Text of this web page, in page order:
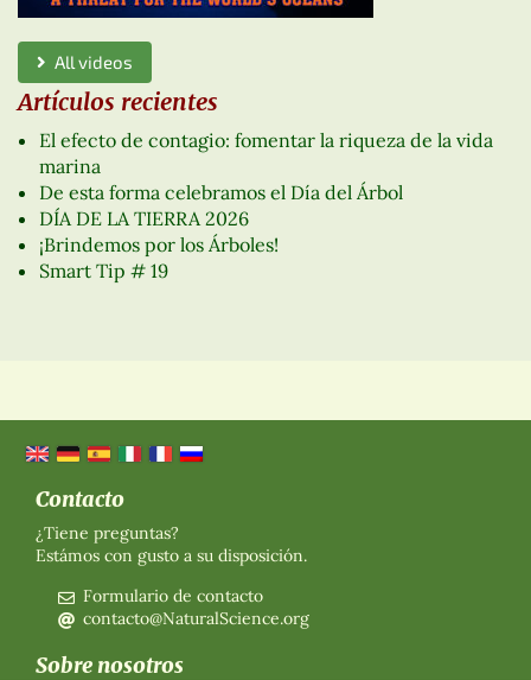
All videos
Artículos recientes
El efecto de contagio: fomentar la riqueza de la vida
marina
De esta forma celebramos el Día del Árbol
DÍA DE LA TIERRA 2026
¡Brindemos por los Árboles!
Smart Tip # 19
Contacto
¿Tiene preguntas?
Estámos con gusto a su disposición.
Formulario de contacto
contacto@NaturalScience.org
Sobre nosotros